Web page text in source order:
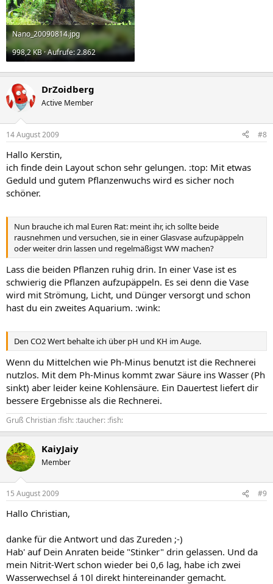
Nano_20090814.jpg
998,2 KB · Aufrufe: 2.862
DrZoidberg
Active Member
14 August 2009 #8
Hallo Kerstin,
ich finde dein Layout schon sehr gelungen. :top: Mit etwas
Geduld und gutem Pflanzenwuchs wird es sicher noch
schöner.
Nun brauche ich mal Euren Rat: meint ihr, ich sollte beide
rausnehmen und versuchen, sie in einer Glasvase aufzupäppeln
oder weiter drin lassen und regelmäßigst WW machen?
Lass die beiden Pflanzen ruhig drin. In einer Vase ist es
schwierig die Pflanzen aufzupäppeln. Es sei denn die Vase
wird mit Strömung, Licht, und Dünger versorgt und schon
hast du ein zweites Aquarium. :wink:
Den CO2 Wert behalte ich über pH und KH im Auge.
Wenn du Mittelchen wie Ph-Minus benutzt ist die Rechnerei
nutzlos. Mit dem Ph-Minus kommt zwar Säure ins Wasser (Ph
sinkt) aber leider keine Kohlensäure. Ein Dauertest liefert dir
bessere Ergebnisse als die Rechnerei.
Gruß Christian :fish: :taucher: :fish:
KaiyJaiy
Member
15 August 2009 #9
Hallo Christian,
danke für die Antwort und das Zureden ;-)
Hab' auf Dein Anraten beide "Stinker" drin gelassen. Und da
mein Nitrit-Wert schon wieder bei 0,6 lag, habe ich zwei
Wasserwechsel á 10l direkt hintereinander gemacht.